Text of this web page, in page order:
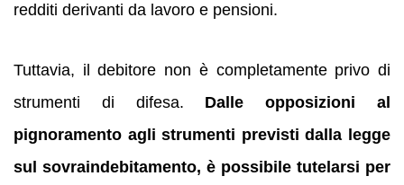
redditi derivanti da lavoro e pensioni.
Tuttavia, il debitore non è completamente privo di
strumenti di difesa. Dalle opposizioni al
pignoramento agli strumenti previsti dalla legge
sul sovraindebitamento, è possibile tutelarsi per